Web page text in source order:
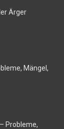
Ärger
Mängel,
Probleme,